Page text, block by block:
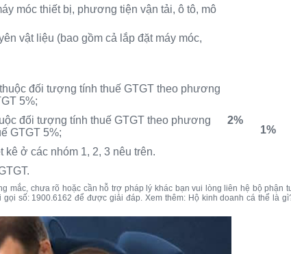
móc thiết bị, phương tiện vận tải, ô tô, mô
vật liệu (bao gồm cả lắp đặt máy móc,
đối tượng tính thuế GTGT theo phương
5%;
2%
1%
đối tượng tính thuế GTGT theo phương
GTGT 5%;
ở các nhóm 1, 2, 3 nêu trên.
mắc, chưa rõ hoặc cần hỗ trợ pháp lý khác bạn vui lòng liên hệ bộ phận
số: 1900.6162 để được giải đáp. Xem thêm: Hộ kinh doanh cá thể là